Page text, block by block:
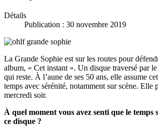
Détails
Publication : 30 novembre 2019
La Grande Sophie est sur les routes pour
album, « Cet instant ». Un disque traversé par
qui reste. À l’aune de ses 50 ans, elle assume
temps avec sérénité, notamment sur scène. Elle
mercredi soir.
À quel moment vous avez senti que le temps
ce disque ?